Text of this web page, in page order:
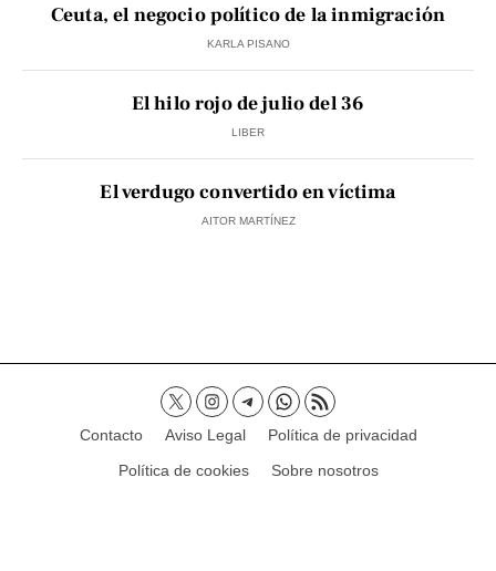
Ceuta, el negocio político de la inmigración
KARLA PISANO
El hilo rojo de julio del 36
LIBER
El verdugo convertido en víctima
AITOR MARTÍNEZ
Contacto Aviso Legal
Política de privacidad
Política de cookies
Sobre nosotros